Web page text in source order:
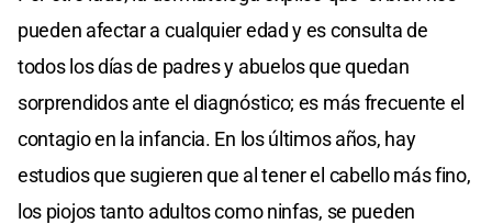
pueden afectar a cualquier edad y es consulta de
todos los días de padres y abuelos que quedan
sorprendidos ante el diagnóstico; es más frecuente el
contagio en la infancia. En los últimos años, hay
estudios que sugieren que al tener el cabello más fino,
los piojos tanto adultos como ninfas, se pueden